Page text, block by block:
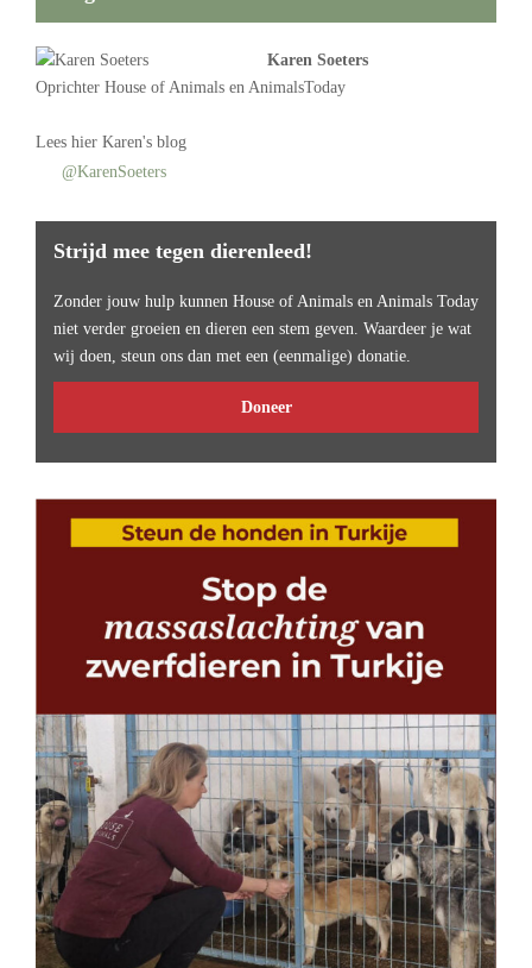
Karen Soeters
Oprichter House of Animals en AnimalsToday
Lees hier Karen's blog
@KarenSoeters
Strijd mee tegen dierenleed!
Zonder jouw hulp kunnen House of Animals en Animals Today
niet verder groeien en dieren een stem geven. Waardeer je wat
wij doen, steun ons dan met een (eenmalige) donatie.
Doneer